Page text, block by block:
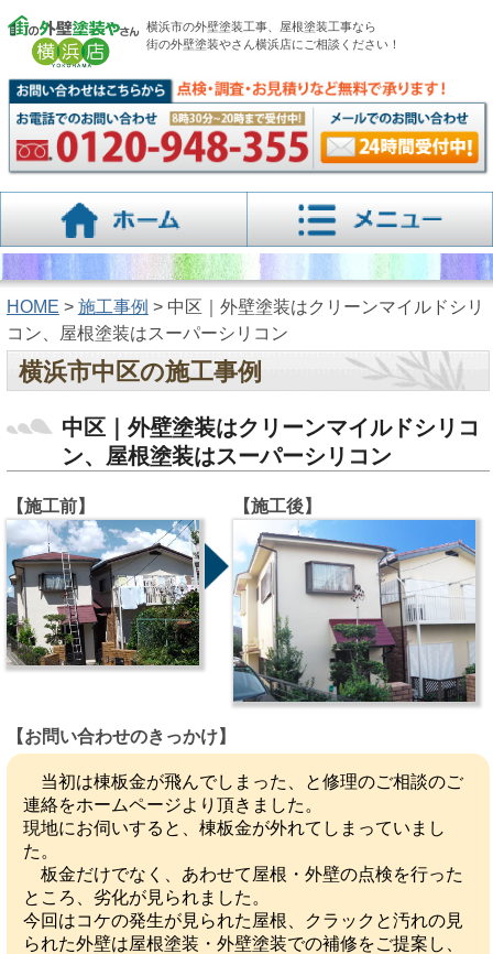
横浜市の外壁塗装工事、屋根塗装工事なら
街の外壁塗装やさん横浜店にご相談ください！
HOME > 施工事例 > 中区｜外壁塗装はクリーンマイルドシリ
コン、屋根塗装はスーパーシリコン
横浜市中区の施工事例
中区｜外壁塗装はクリーンマイルドシリコ
ン、屋根塗装はスーパーシリコン
【施工前】 【施工後】
【お問い合わせのきっかけ】
当初は棟板金が飛んでしまった、と修理のご相談のご
連絡をホームページより頂きました。
現地にお伺いすると、棟板金が外れてしまっていまし
た。
板金だけでなく、あわせて屋根・外壁の点検を行った
ところ、劣化が見られました。
今回はコケの発生が見られた屋根、クラックと汚れの見
られた外壁は屋根塗装・外壁塗装での補修をご提案し、